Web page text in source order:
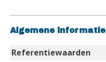
Algemene informatie
Referentiewaarden